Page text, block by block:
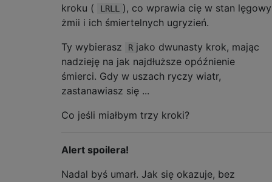
kroku (
LRLL
), co wprawia cię w stan lęgowy
żmii i ich śmiertelnych ugryzień.
Ty wybierasz
R jako dwunasty krok, mając
nadzieję na jak najdłuższe opóźnienie
śmierci. Gdy w uszach ryczy wiatr,
zastanawiasz się ...
Co jeśli miałbym trzy kroki?
Alert spoilera!
Nadal byś umarł. Jak się okazuje, bez